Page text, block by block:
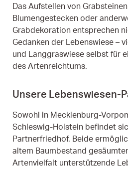
Das Aufstellen von
Blumengestecken oder
Grabdekoration entsprechen
Gedanken der Lebenswiese –
und Langgraswiese selbst für
des Artenreichtums.
Unsere Lebenswiesen-
Sowohl in Mecklenburg-
Schleswig-Holstein befindet
Partnerfriedhof. Beide
altem Baumbestand
Artenvielfalt unterstützende